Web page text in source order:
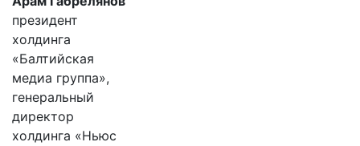
президент
холдинга
«Балтийская
медиа группа»,
генеральный
директор
холдинга «Ньюс